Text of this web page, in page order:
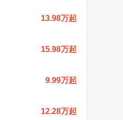
13.98万起
15.98万起
9.99万起
12.28万起